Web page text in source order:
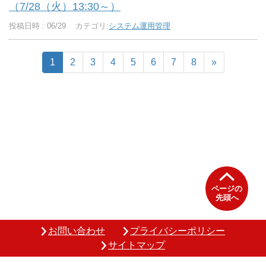
（7/28（火）13:30～）
投稿日時 : 06/29 カテゴリ:システム運用管理
1 2 3 4 5 6 7 8 »
ページの
先頭へ
お問い合わせ
プライバシーポリシー
サイトマップ